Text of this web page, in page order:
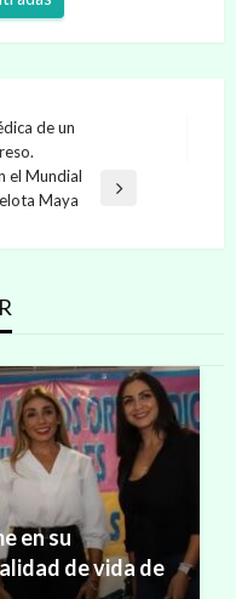
de un
el Mundial
Maya
en su
de vida de